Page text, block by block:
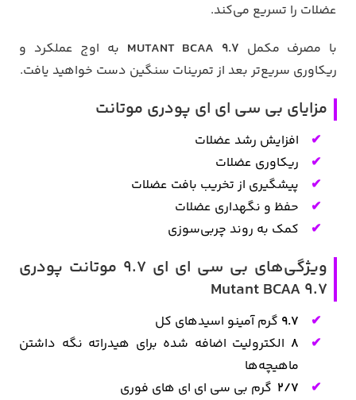
عضلات را تسریع می‌کند.
با مصرف مکمل MUTANT BCAA 9.7 به اوج عملکرد و
ریکاوری سریع‌تر بعد از تمرینات سنگین دست خواهید یافت.
مزایای بی سی ای ای پودری موتانت
افزایش رشد عضلات
ریکاوری عضلات
پیشگیری از تخریب بافت عضلات
حفظ و نگهداری عضلات
کمک به روند چربی‌سوزی
ویژگی‌های بی سی ای ای 9.7 موتانت پودری
Mutant BCAA 9.7
9.7 گرم آمینو اسیدهای کل
8 الکترولیت اضافه شده برای هیدراته نگه داشتن
ماهیچه‌ها
2/7 گرم بی سی ای ای های فوری